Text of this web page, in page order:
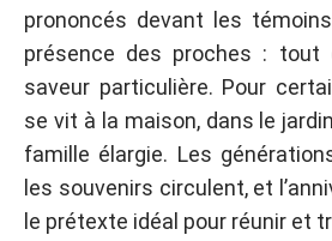
prononcés devant les
présence des proches : tout
saveur particulière. Pour
se vit à la maison, dans le
famille élargie. Les
les souvenirs circulent, et
le prétexte idéal pour réunir et